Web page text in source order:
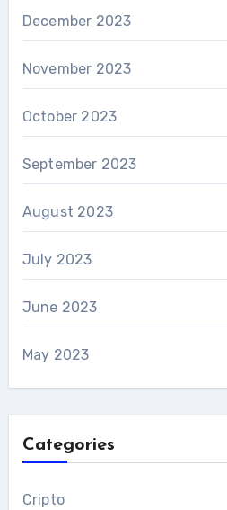
December 2023
November 2023
October 2023
September 2023
August 2023
July 2023
June 2023
May 2023
Categories
Cripto